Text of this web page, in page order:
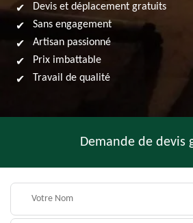
Devis et déplacement gratuits
Sans engagement
Artisan passionné
Prix imbattable
Travail de qualité
Demande de devis